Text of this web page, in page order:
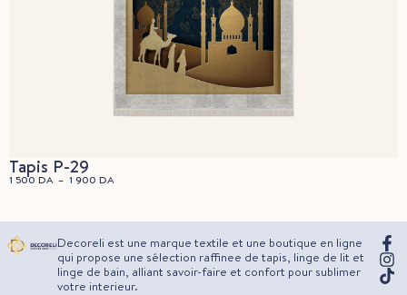
Tapis P-29
1 500 DA – 1 900 DA
Decoreli est une marque textile et une boutique en ligne
qui propose une sélection raffinee de tapis, linge de lit et
linge de bain, alliant savoir-faire et confort pour sublimer
votre interieur.